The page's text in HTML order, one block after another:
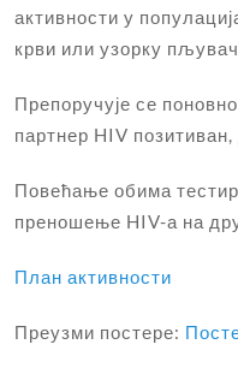
активности у
крви или узорку
Препоручује се
партнер HIV
Повећање обима
преношење HIV-а на
План активности
Преузми постере: